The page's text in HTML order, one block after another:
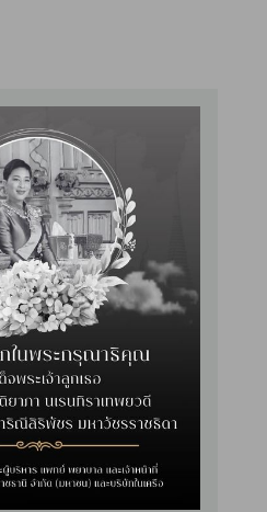
รที่น่าสนใจ